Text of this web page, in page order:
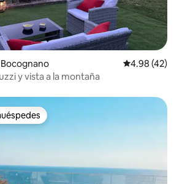
Calificación
4.98 (42)
y vista a la montaña
entre huéspedes